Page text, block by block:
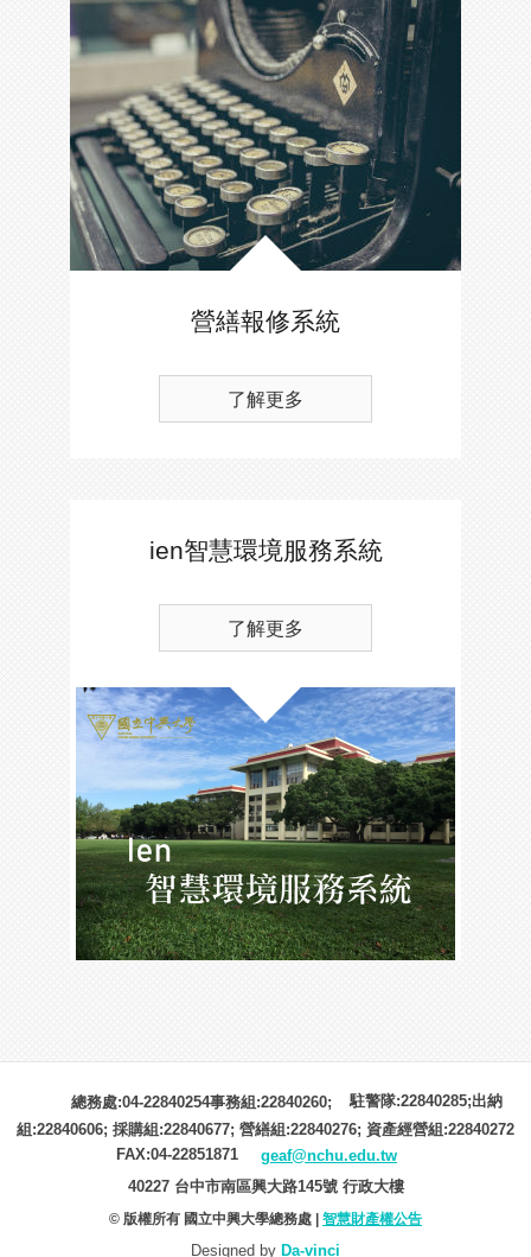
營繕報修系統
了解更多
ien智慧環境服務系統
了解更多
總務處:04-22840254事務組:22840260;
駐警隊:22840285;出納
組:22840606; 採購組:22840677; 營繕組:22840276; 資產經營組:22840272
FAX:04-22851871
geaf@nchu.edu.tw
40227 台中市南區興大路145號 行政大樓
© 版權所有 國立中興大學總務處 | 智慧財產權公告
Designed by Da-vinci